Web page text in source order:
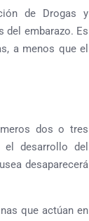
de Drogas y
del embarazo. Es
a menos que el
dos o tres
desarrollo del
desaparecerá
que actúan en